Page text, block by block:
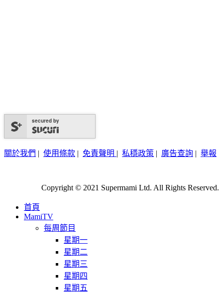
secured by
關於我們 | 使用條款 | 免責聲明 | 私穩政策 | 廣告查詢 | 舉報
Copyright © 2021 Supermami Ltd. All Rights Reserved.
首頁
MamiTV
每周節目
星期一
星期二
星期三
星期四
星期五